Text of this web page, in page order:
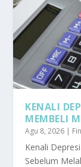
PASTA
SELALU
TATO
KEREN
KOTA
SEJARAH
ALDILA
JAECOO J5
LIFESTYLE
KENALI
MEMBELI
Agu 8, 2026 |
Kenali
Sebelum